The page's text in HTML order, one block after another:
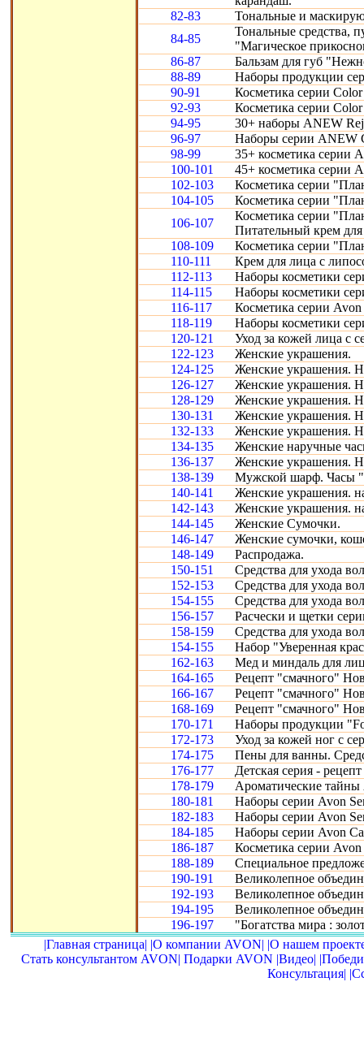
82-83
Тональные и
84-85
Тональные средства,
"Магическое
86-87
Бальзам для губ
88-89
Наборы продукции
90-91
Косметика серии
92-93
Косметика серии
94-95
30+ наборы ANEW
96-97
Наборы серии ANEW
98-99
35+ косметика серии
100-101
45+ косметика серии
102-103
Косметика серии
104-105
Косметика серии
106-107
Косметика серии
Питательный крем для
108-109
Косметика серии
110-111
Крем для лица с
112-113
Наборы косметики
114-115
Наборы косметики
116-117
Косметика серии Avon
118-119
Наборы косметики
120-121
Уход за кожей лица с
122-123
Женские украшения.
124-125
Женские украшения.
126-127
Женские украшения.
128-129
Женские украшения.
130-131
Женские украшения.
132-133
Женские украшения.
134-135
Женские наручные
136-137
Женские украшения.
138-139
Мужской шарф. Часы
140-141
Женские украшения.
142-143
Женские украшения.
144-145
Женские Сумочки.
146-147
Женские сумочки,
148-149
Распродажа.
150-151
Средства для ухода
152-153
Средства для ухода
154-155
Средства для ухода
156-157
Расчески и щетки
158-159
Средства для ухода
154-155
Набор "Уверенная
162-163
Мед и миндаль для
164-165
Рецепт "смачного"
166-167
Рецепт "смачного"
168-169
Рецепт "смачного"
170-171
Наборы продукции
172-173
Уход за кожей ног с
174-175
Пены для ванны.
176-177
Детская серия -
178-179
Ароматические тайны
180-181
Наборы серии Avon
182-183
Наборы серии Avon
184-185
Наборы серии Avon
186-187
Косметика серии Avon
188-189
Специальное
190-191
Великолепное
192-193
Великолепное
194-195
Великолепное
196-197
"Богатства мира :
|Главная страница| |О компании AVON| |О нашем
Стать консультантом AVON| Подарки AVON |Видео|
Консультация|